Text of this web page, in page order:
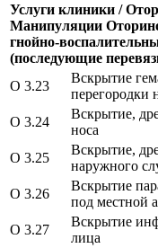
Услуги клиники /
Манипуляции
гнойно-
(последующие
O 3.23
Вскрытие
перегородки
O 3.24
Вскрытие,
носа
O 3.25
Вскрытие,
наружного
O 3.26
Вскрытие
под местной
O 3.27
Вскрытие
лица